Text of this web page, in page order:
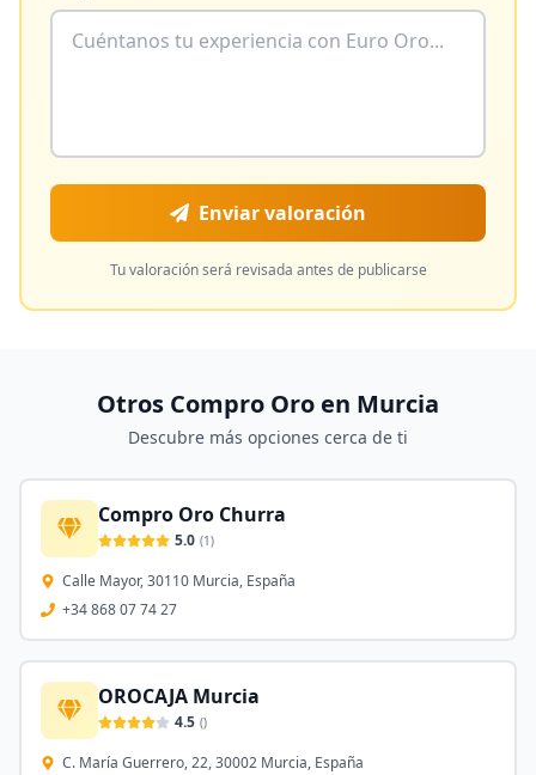
Enviar valoración
Tu valoración será revisada antes de publicarse
Otros Compro Oro en Murcia
Descubre más opciones cerca de ti
Compro Oro Churra
5.0 (1)
Calle Mayor, 30110 Murcia, España
+34 868 07 74 27
OROCAJA Murcia
4.5 ()
C. María Guerrero, 22, 30002 Murcia, España